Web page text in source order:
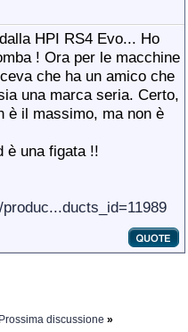
HPI RS4 Evo... Ho
! Ora per le macchine
che ha un amico che
una marca seria. Certo,
è il massimo, ma non è
è una figata !!
Prossima discussione »